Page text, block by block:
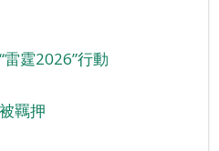
霆2026”行動
羈押